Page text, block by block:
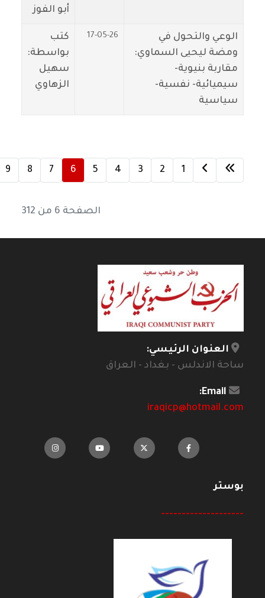
أبو الفوز
الوعي والتحول في
ومضة ليحيى السماوي:
مقاربة بنيوية-
سيميائية- نفسية-
سياسية
17-05-26
كتب
بواسطة:
سهيل
الزهاوي
1
2
3
4
5
6
7
8
9
الصفحة 6 من 312
العنوان الرئيسي:
ساحة الاندلس - بغداد - العراق
Email:
iraqicp@hotmail.com
بوستر
--------------------